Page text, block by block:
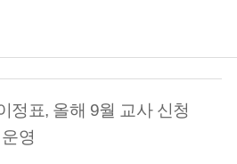
정표, 올해 9월 교사 신청
영